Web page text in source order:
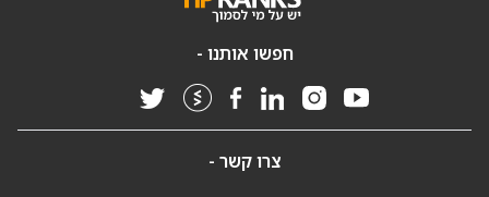
חפשו אותנו -
צרו קשר -